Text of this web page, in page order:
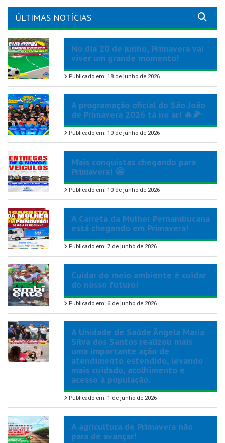
ÚLTIMAS NOTÍCIAS
No dia 20 de junho, Primavera vai
viver um grande momento!
Publicado em: 18 de junho de 2026
A programação oficial do São João
de Primavera 2026 tá no ar! 🔥🌽
Publicado em: 10 de junho de 2026
Mais conquistas chegando para
Primavera! 🤩
Publicado em: 10 de junho de 2026
A Carreta da Mulher Pernambucana
está chegando em Primavera!
Publicado em: 7 de junho de 2026
Cuidar do meio ambiente é cuidar
do nosso futuro!
Publicado em: 6 de junho de 2026
A Unidade de Saúde Ângela Maria
Silva dos Santos realizou mais
uma importante ação de
atendimento estendido, levando
mais cuidado, acolhimento e
acesso à população.
Publicado em: 1 de junho de 2026
A agricultura de Primavera não
para de avançar!